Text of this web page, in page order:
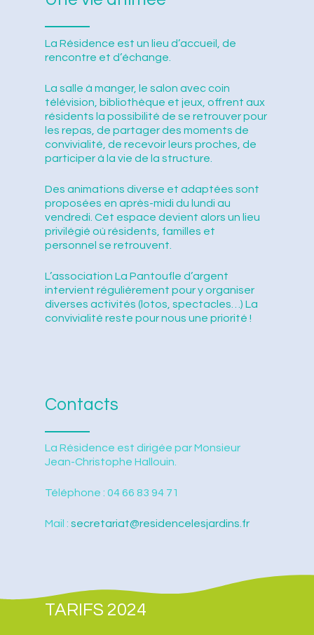
La Résidence est un lieu d’accueil, de
rencontre et d’échange.
La salle à manger, le salon avec coin
télévision, bibliothèque et jeux, offrent aux
résidents la possibilité de se retrouver pour
les repas, de partager des moments de
convivialité, de recevoir leurs proches, de
participer à la vie de la structure.
Des animations diverse et adaptées sont
proposées en après-midi du lundi au
vendredi. Cet espace devient alors un lieu
privilégié où résidents, familles et
personnel se retrouvent.
L’association La Pantoufle d’argent
intervient régulièrement pour y organiser
diverses activités (lotos, spectacles…) La
convivialité reste pour nous une priorité !
Contacts
La Résidence est dirigée par Monsieur
Jean-Christophe Hallouin.
Téléphone :04 66 83 94 71
Mail :secretariat@residencelesjardins.fr
TARIFS 2024